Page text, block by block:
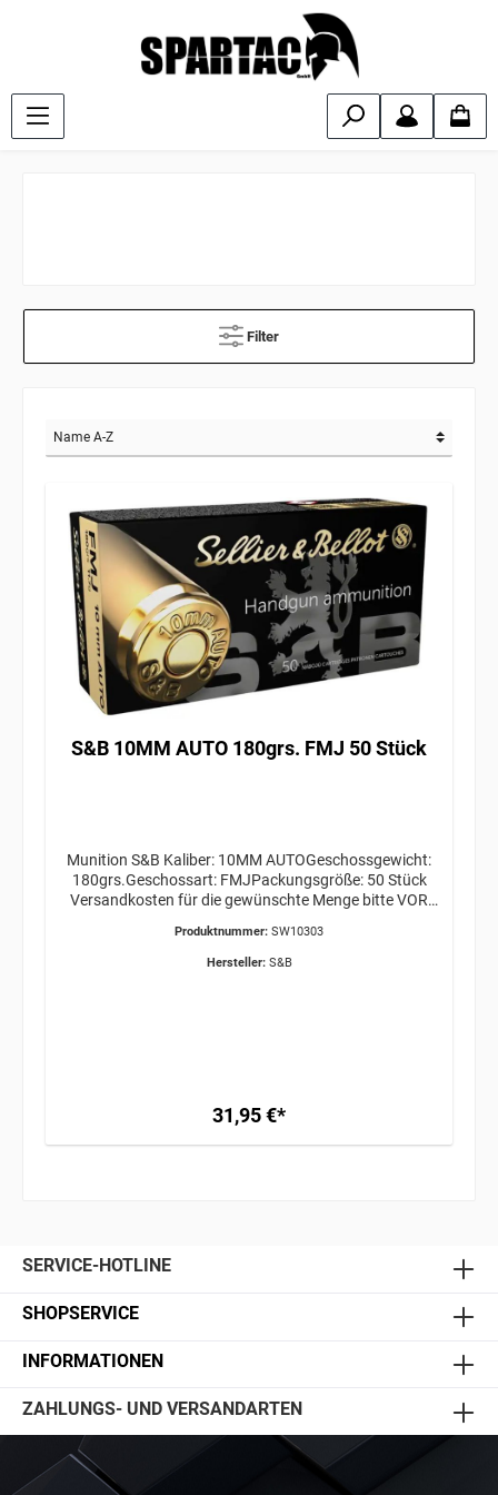
Filter
S&B 10MM AUTO 180grs. FMJ 50 Stück
Munition S&B Kaliber: 10MM AUTOGeschossgewicht:
180grs.Geschossart: FMJPackungsgröße: 50 Stück
Versandkosten für die gewünschte Menge bitte VOR
Bellot a.s.Lidickà 667258 13 Vlasim, CZinfo@sellier-
bellot.czEU Verantwortliche PersonSellier & Bellot
Produktnummer: SW10303
Hersteller: S&B
31,95 €*
SERVICE-HOTLINE
SHOPSERVICE
INFORMATIONEN
ZAHLUNGS- UND VERSANDARTEN